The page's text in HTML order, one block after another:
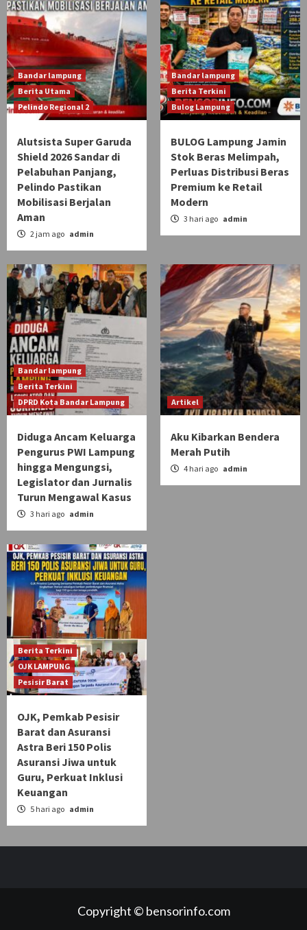
Bandar lampung
Berita Utama
Pelindo Regional 2
Alutsista Super Garuda
Shield 2026 Sandar di
Pelabuhan Panjang,
Pelindo Pastikan
Mobilisasi Berjalan
Aman
2 jam ago admin
Bandar lampung
Berita Terkini
Bulog Lampung
BULOG Lampung Jamin
Stok Beras Melimpah,
Perluas Distribusi Beras
Premium ke Retail
Modern
3 hari ago admin
Bandar lampung
Berita Terkini
DPRD Kota Bandar Lampung
Diduga Ancam Keluarga
Pengurus PWI Lampung
hingga Mengungsi,
Legislator dan Jurnalis
Turun Mengawal Kasus
3 hari ago admin
Artikel
Aku Kibarkan Bendera
Merah Putih
4 hari ago admin
Berita Terkini
OJK LAMPUNG
Pesisir Barat
OJK, Pemkab Pesisir
Barat dan Asuransi
Astra Beri 150 Polis
Asuransi Jiwa untuk
Guru, Perkuat Inklusi
Keuangan
5 hari ago admin
Copyright © bensorinfo.com